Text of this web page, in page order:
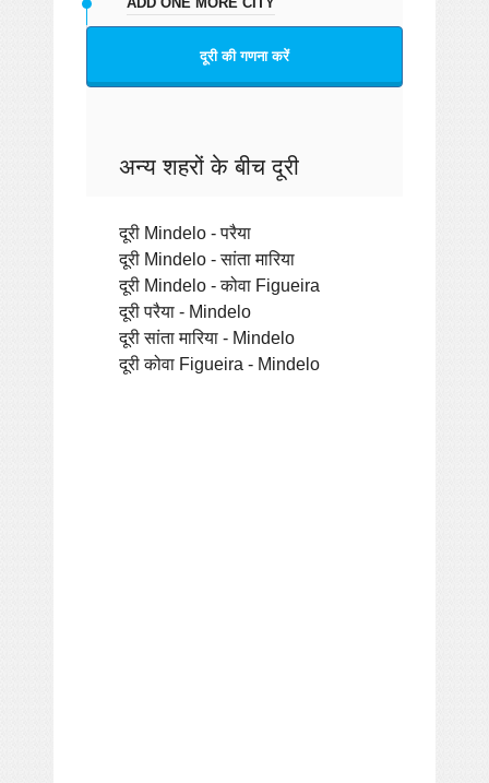
दूरी की गणना करें
अन्य शहरों के बीच दूरी
दूरी Mindelo - परैया
दूरी Mindelo - सांता मारिया
दूरी Mindelo - कोवा Figueira
दूरी परैया - Mindelo
दूरी सांता मारिया - Mindelo
दूरी कोवा Figueira - Mindelo